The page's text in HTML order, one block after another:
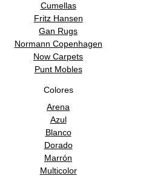
Cumellas
Fritz Hansen
Gan Rugs
Normann Copenhagen
Now Carpets
Punt Mobles
Colores
Arena
Azul
Blanco
Dorado
Marrón
Multicolor